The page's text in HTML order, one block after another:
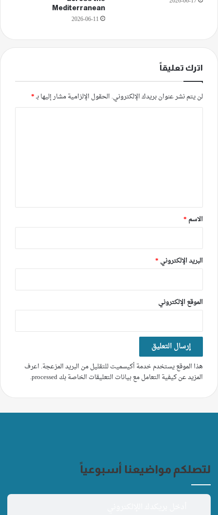
Mediterranean
2026-06-11
اترك تعليقاً
لن يتم نشر عنوان بريدك الإلكتروني. الحقول الإلزامية مشار إليها بـ*
*
الاسم *
البريد الإلكتروني *
الموقع الإلكتروني
هذا الموقع يستخدم خدمة أكيسميت للتقليل من البريد المزعجة. اعرف
المزيد عن كيفية التعامل مع بيانات التعليقات الخاصة بك processed
.
لتصلكم مواضيعنا أسبوعياً